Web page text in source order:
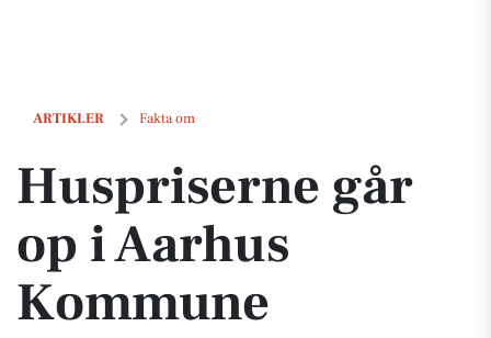
ARTIKLER Fakta om
Huspriserne går op i Aarhus Kommune
Huspriserne går
op i Aarhus
Kommune